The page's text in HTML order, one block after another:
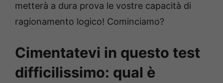
metterà a dura prova le vostre capacità di
ragionamento logico! Cominciamo?
Cimentatevi in questo test
difficilissimo: qual è